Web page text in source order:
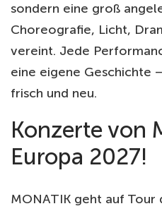
sondern eine groß
Choreografie, Licht,
vereint. Jede
eine eigene Geschichte
frisch und neu.
Konzerte von
Europa 2027!
MONATIK geht auf Tour